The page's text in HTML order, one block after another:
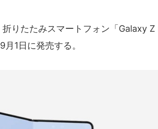
折りたたみスマートフォン「Galaxy
1日に発売する。